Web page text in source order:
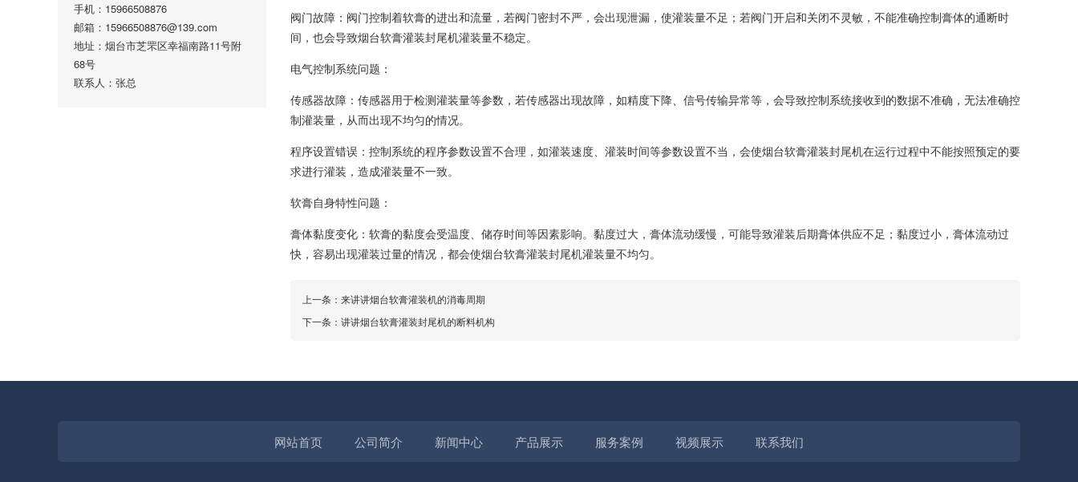
手机：15966508876
邮箱：15966508876@139.com
地址：烟台市芝罘区幸福南路11号附
68号
联系人：张总
阀门故障：阀门控制着软膏的进出和流量，若阀门密封不严，会出现泄漏，使灌装量不足；若阀门开启和关闭不灵敏，不能准确控制膏体的通断时
间，也会导致烟台软膏灌装封尾机灌装量不稳定。
电气控制系统问题：
传感器故障：传感器用于检测灌装量等参数，若传感器出现故障，如精度下降、信号传输异常等，会导致控制系统接收到的数据不准确，无法准确控
制灌装量，从而出现不均匀的情况。
程序设置错误：控制系统的程序参数设置不合理，如灌装速度、灌装时间等参数设置不当，会使烟台软膏灌装封尾机在运行过程中不能按照预定的要
求进行灌装，造成灌装量不一致。
软膏自身特性问题：
膏体黏度变化：软膏的黏度会受温度、储存时间等因素影响。黏度过大，膏体流动缓慢，可能导致灌装后期膏体供应不足；黏度过小，膏体流动过
快，容易出现灌装过量的情况，都会使烟台软膏灌装封尾机灌装量不均匀。
上一条： 来讲讲烟台软膏灌装机的消毒周期
下一条： 讲讲烟台软膏灌装封尾机的断料机构
网站首页 公司简介 新闻中心 产品展示 服务案例 视频展示 联系我们